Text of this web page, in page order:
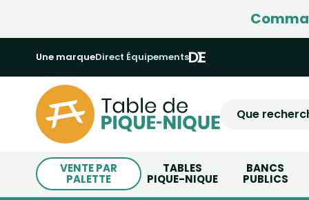
Une marqueDirect Équipements
VENTE PAR
PALETTE
TABLES
PIQUE-NIQUE
BANCS
PUBLICS